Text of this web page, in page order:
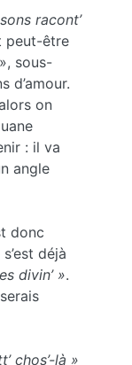
pour
augmenter
ou
diminuer
le
volume.
racont’
peut-être
sous-
d’amour.
on
: il va
angle
donc
déjà
divin’ ».
chos’-là »